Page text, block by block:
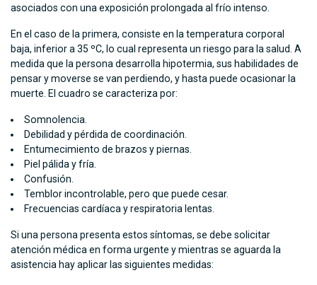
asociados con una exposición prolongada al frío intenso.
En el caso de la primera, consiste en la temperatura corporal
baja, inferior a 35 ºC, lo cual representa un riesgo para la salud. A
medida que la persona desarrolla hipotermia, sus habilidades de
pensar y moverse se van perdiendo, y hasta puede ocasionar la
muerte. El cuadro se caracteriza por:
Somnolencia.
Debilidad y pérdida de coordinación.
Entumecimiento de brazos y piernas.
Piel pálida y fría.
Confusión.
Temblor incontrolable, pero que puede cesar.
Frecuencias cardíaca y respiratoria lentas.
Si una persona presenta estos síntomas, se debe solicitar
atención médica en forma urgente y mientras se aguarda la
asistencia hay aplicar las siguientes medidas: